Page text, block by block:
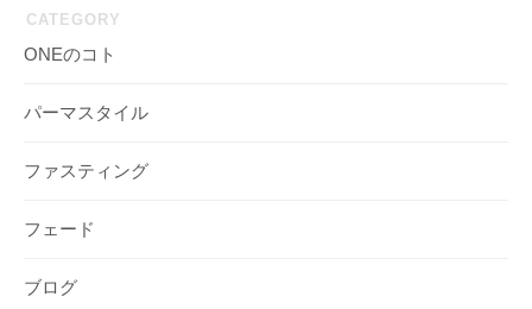
CATEGORY
ONEのコト
パーマスタイル
ファスティング
フェード
ブログ